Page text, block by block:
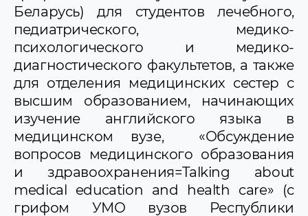
Беларусь) для студентов лечебного,
педиатрического, медико-
психологического и медико-
диагностического факультетов, а также
для отделения медицинских сестер с
высшим образованием, начинающих
изучение английского языка в
медицинском вузе, «Обсуждение
вопросов медицинского образования
и здравоохранения=Talking about
medical education and health care» (с
грифом УМО вузов Республики